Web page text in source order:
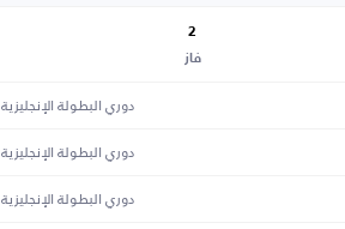
2
فاز
دوري البطولة الإنجليزية
دوري البطولة الإنجليزية
دوري البطولة الإنجليزية